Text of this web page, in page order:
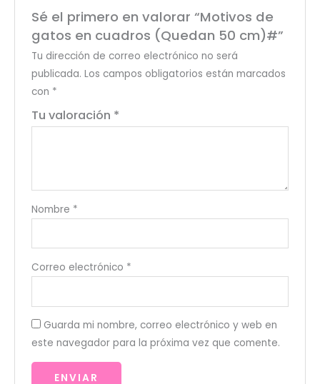
Sé el primero en valorar “Motivos de
gatos en cuadros (Quedan 50 cm)#”
Tu dirección de correo electrónico no será
publicada. Los campos obligatorios están marcados
con *
Tu valoración *
Nombre *
Correo electrónico *
Guarda mi nombre, correo electrónico y web en
este navegador para la próxima vez que comente.